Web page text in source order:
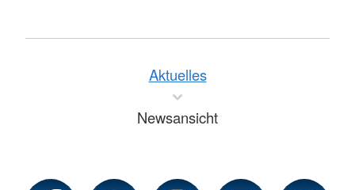
Aktuelles
Newsansicht